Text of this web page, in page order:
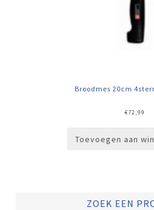
Broodmes 20cm
€72,99
Toevoegen aan
ZOEK EEN